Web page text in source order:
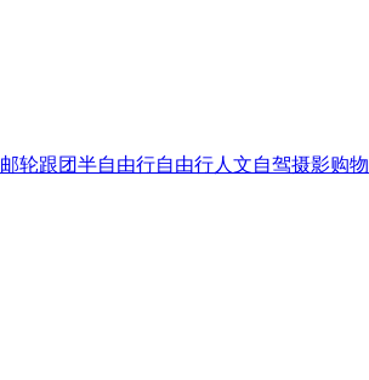
邮轮跟团半自由行自由行人文自驾摄影购物